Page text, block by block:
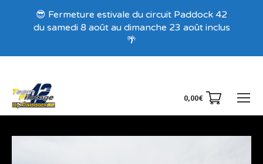
0,00€
Recevez nos offres exclusives !
😎 Fermeture estivale du circuit Paddock 42
du samedi 8 août au dimanche 23 août inclus
🌴